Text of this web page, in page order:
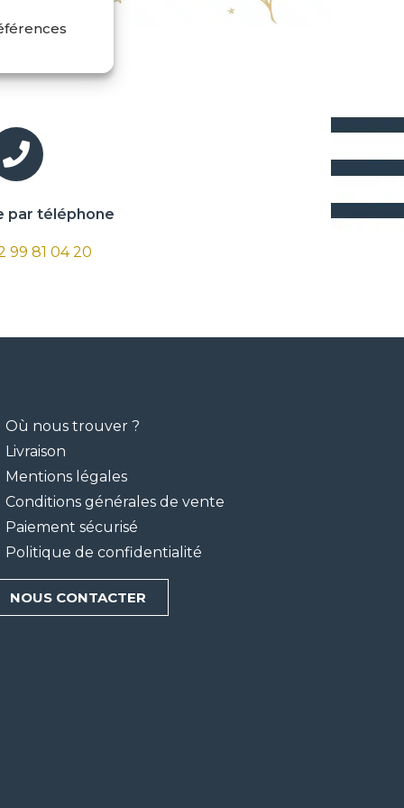
par téléphone
99 81 04 20
Où nous trouver ?
Livraison
Mentions légales
Conditions générales de vente
Paiement sécurisé
Politique de confidentialité
NOUS CONTACTER